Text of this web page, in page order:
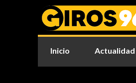
Inicio Actualidad